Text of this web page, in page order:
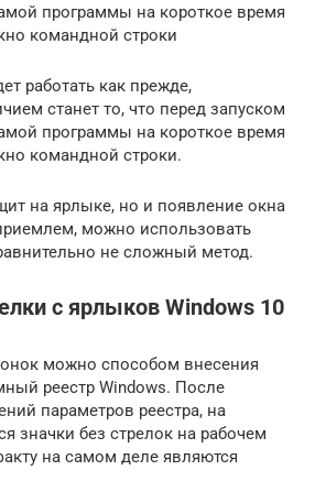
программы на короткое время
командной строки
работать как прежде,
станет то, что перед запуском
программы на короткое время
командной строки.
на ярлыке, но и появление окна
можно использовать
не сложный метод.
с ярлыков Windows 10
можно способом внесения
реестр Windows. После
параметров реестра, на
значки без стрелок на рабочем
на самом деле являются